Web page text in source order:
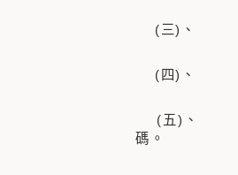
(三)、 蓄意
(四)、 擅自
(五)、 以破
碼。